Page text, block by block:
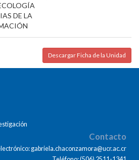
DE LA
Descargar Ficha de la Unidad
Contacto
gabriela.chaconzamora@ucr.ac.cr